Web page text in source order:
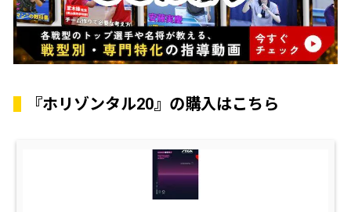
『ホリゾンタル20』の購入はこちら